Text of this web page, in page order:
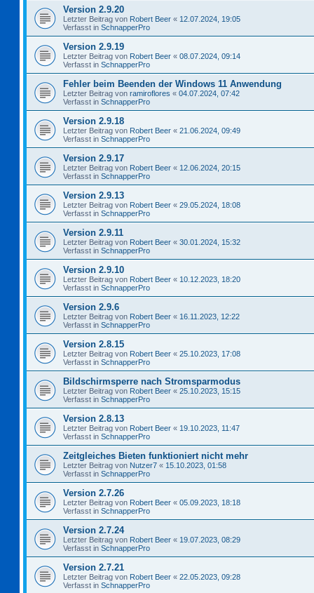
Version 2.9.20
Letzter Beitrag von Robert Beer « 12.07.2024, 19:05
Verfasst in SchnapperPro
Version 2.9.19
Letzter Beitrag von Robert Beer « 08.07.2024, 09:14
Verfasst in SchnapperPro
Fehler beim Beenden der Windows 11 Anwendung
Letzter Beitrag von ramiroflores « 04.07.2024, 07:42
Verfasst in SchnapperPro
Version 2.9.18
Letzter Beitrag von Robert Beer « 21.06.2024, 09:49
Verfasst in SchnapperPro
Version 2.9.17
Letzter Beitrag von Robert Beer « 12.06.2024, 20:15
Verfasst in SchnapperPro
Version 2.9.13
Letzter Beitrag von Robert Beer « 29.05.2024, 18:08
Verfasst in SchnapperPro
Version 2.9.11
Letzter Beitrag von Robert Beer « 30.01.2024, 15:32
Verfasst in SchnapperPro
Version 2.9.10
Letzter Beitrag von Robert Beer « 10.12.2023, 18:20
Verfasst in SchnapperPro
Version 2.9.6
Letzter Beitrag von Robert Beer « 16.11.2023, 12:22
Verfasst in SchnapperPro
Version 2.8.15
Letzter Beitrag von Robert Beer « 25.10.2023, 17:08
Verfasst in SchnapperPro
Bildschirmsperre nach Stromsparmodus
Letzter Beitrag von Robert Beer « 25.10.2023, 15:15
Verfasst in SchnapperPro
Version 2.8.13
Letzter Beitrag von Robert Beer « 19.10.2023, 11:47
Verfasst in SchnapperPro
Zeitgleiches Bieten funktioniert nicht mehr
Letzter Beitrag von Nutzer7 « 15.10.2023, 01:58
Verfasst in SchnapperPro
Version 2.7.26
Letzter Beitrag von Robert Beer « 05.09.2023, 18:18
Verfasst in SchnapperPro
Version 2.7.24
Letzter Beitrag von Robert Beer « 19.07.2023, 08:29
Verfasst in SchnapperPro
Version 2.7.21
Letzter Beitrag von Robert Beer « 22.05.2023, 09:28
Verfasst in SchnapperPro